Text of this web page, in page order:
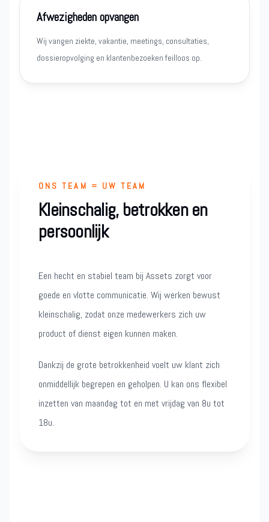
Afwezigheden opvangen
Wij vangen ziekte, vakantie, meetings, consultaties,
dossieropvolging en klantenbezoeken feilloos op.
ONS TEAM = UW TEAM
Kleinschalig, betrokken en
persoonlijk
Een hecht en stabiel team bij Assets zorgt voor
goede en vlotte communicatie. Wij werken bewust
kleinschalig, zodat onze medewerkers zich uw
product of dienst eigen kunnen maken.
Dankzij de grote betrokkenheid voelt uw klant zich
onmiddellijk begrepen en geholpen. U kan ons flexibel
inzetten van maandag tot en met vrijdag van 8u tot
18u.